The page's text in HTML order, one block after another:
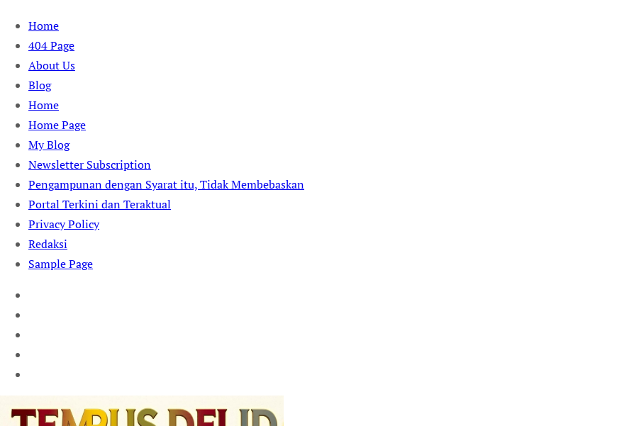
Skip
content
Home
404 Page
About Us
Blog
Home
Home Page
My Blog
Newsletter Subscription
Pengampunan dengan Syarat itu, Tidak Membebaskan
Portal Terkini dan Teraktual
Privacy Policy
Redaksi
Sample Page